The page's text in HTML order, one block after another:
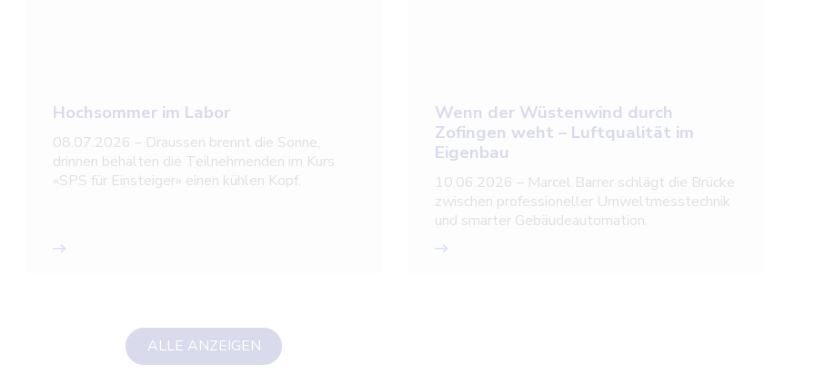
Hochsommer im Labor
08.07.2026 – Draussen brennt die Sonne,
drinnen behalten die Teilnehmenden im Kurs
«SPS für Einsteiger» einen kühlen Kopf.
Wenn der Wüstenwind durch
Zofingen weht – Luftqualität im
Eigenbau
10.06.2026 – Marcel Barrer schlägt die Brücke
zwischen professioneller Umweltmesstechnik
und smarter Gebäudeautomation.
ALLE ANZEIGEN